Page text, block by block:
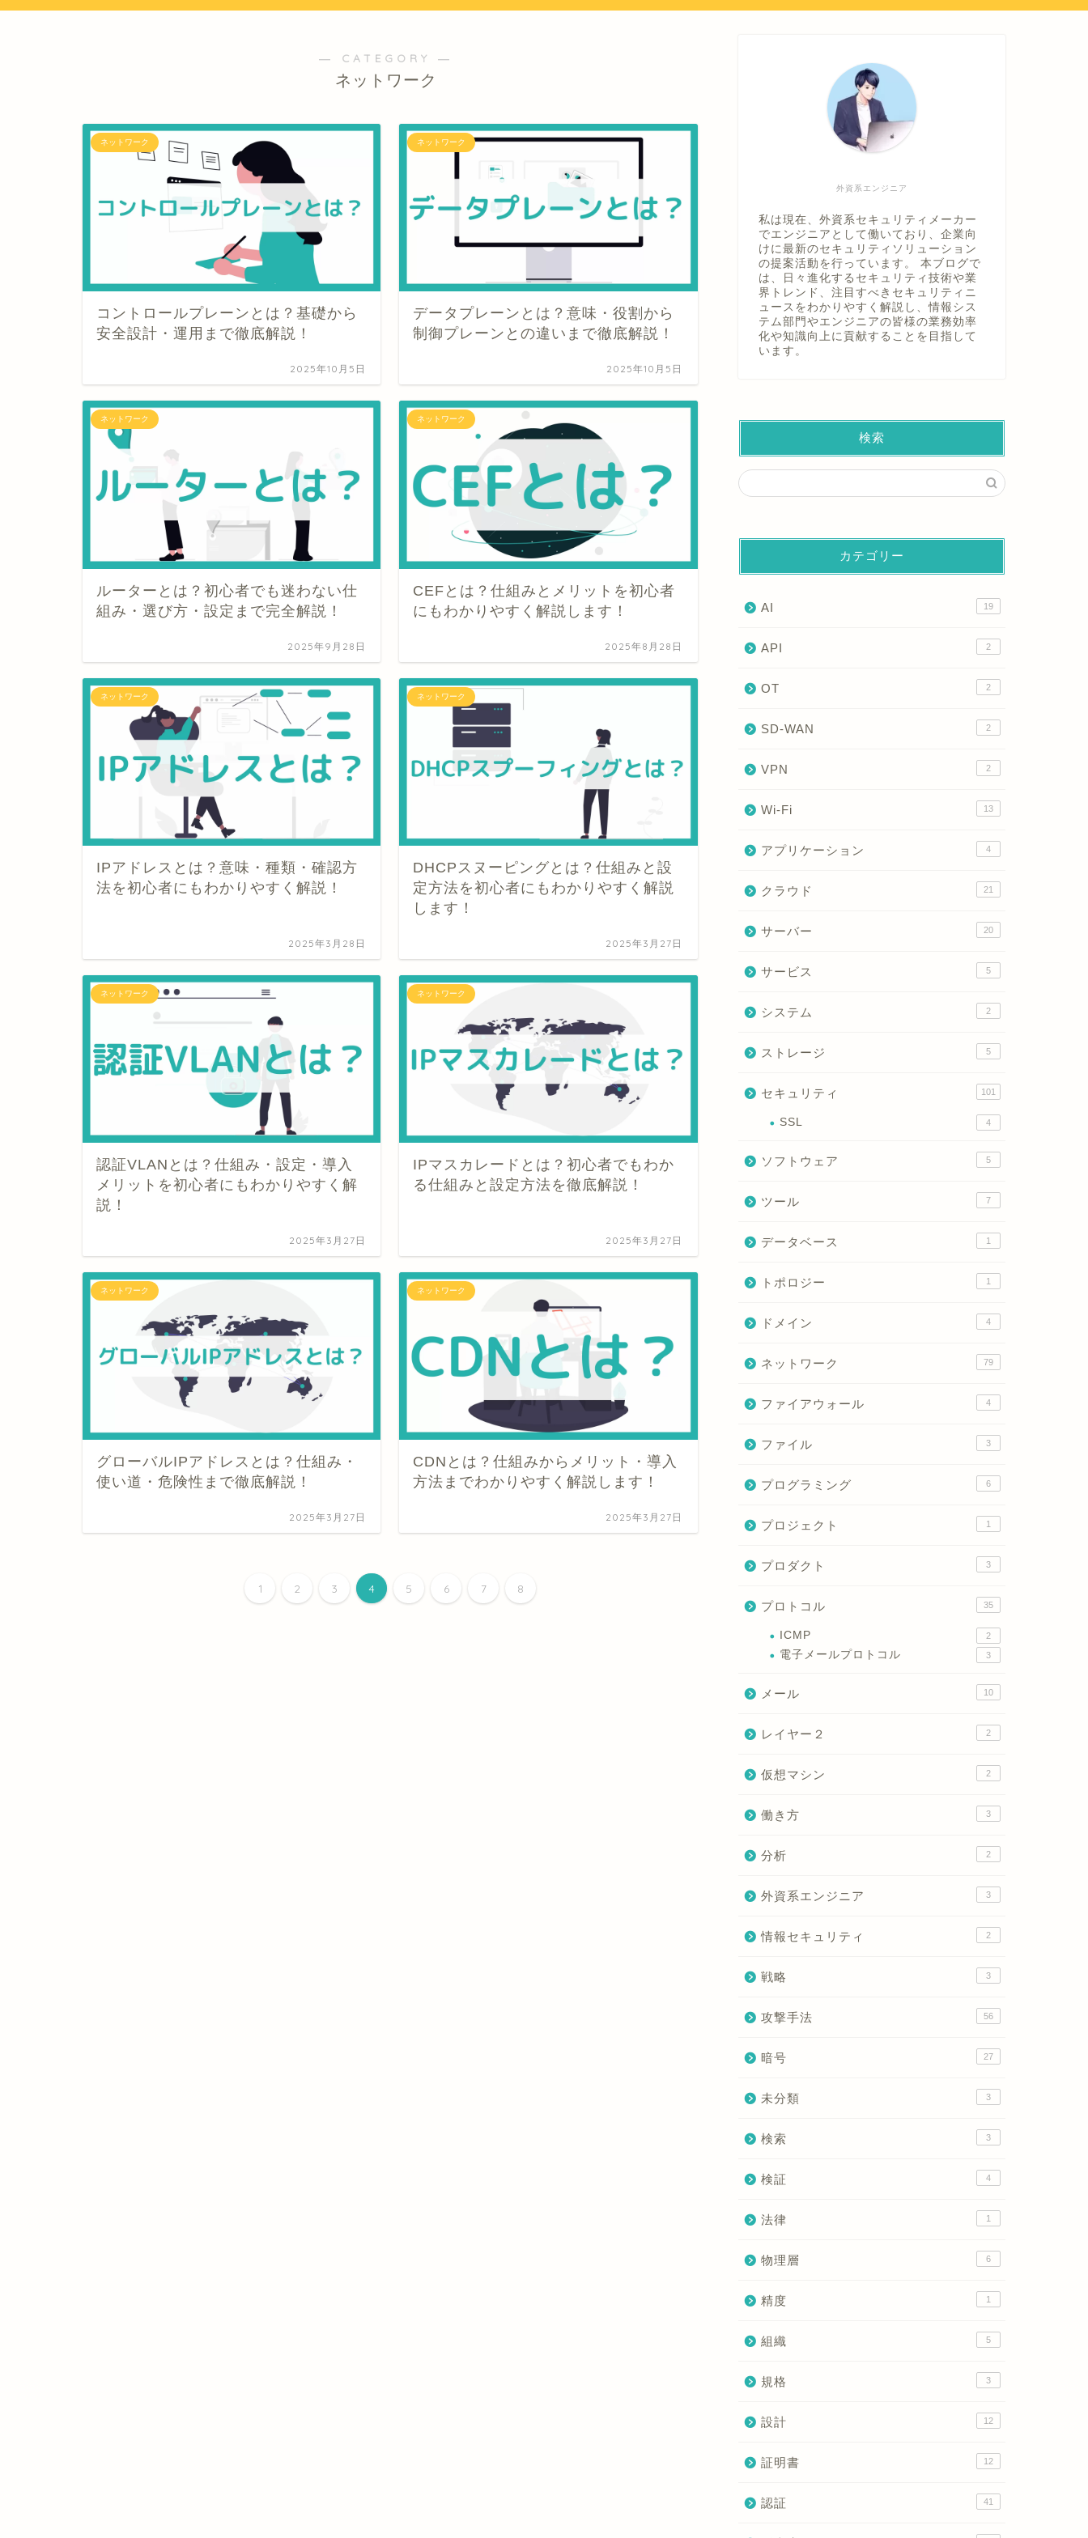
― CATEGORY ―
ネットワーク
ネットワーク
コントロールプレーンとは？基礎から
安全設計・運用まで徹底解説！
2025年10月5日
ネットワーク
データプレーンとは？意味・役割から
制御プレーンとの違いまで徹底解説！
2025年10月5日
ネットワーク
ルーターとは？初心者でも迷わない仕
組み・選び方・設定まで完全解説！
2025年9月28日
ネットワーク
CEFとは？仕組みとメリットを初心者
にもわかりやすく解説します！
2025年8月28日
ネットワーク
IPアドレスとは？意味・種類・確認方
法を初心者にもわかりやすく解説！
2025年3月28日
ネットワーク
DHCPスヌーピングとは？仕組みと設
定方法を初心者にもわかりやすく解説
します！
2025年3月27日
ネットワーク
認証VLANとは？仕組み・設定・導入
メリットを初心者にもわかりやすく解
説！
2025年3月27日
ネットワーク
IPマスカレードとは？初心者でもわか
る仕組みと設定方法を徹底解説！
2025年3月27日
ネットワーク
グローバルIPアドレスとは？仕組み・
使い道・危険性まで徹底解説！
2025年3月27日
ネットワーク
CDNとは？仕組みからメリット・導入
方法までわかりやすく解説します！
2025年3月27日
1 2 3 4 5 6 7 8
外資系エンジニア
私は現在、外資系セキュリティメーカー
でエンジニアとして働いており、企業向
けに最新のセキュリティソリューション
の提案活動を行っています。 本ブログで
は、日々進化するセキュリティ技術や業
界トレンド、注目すべきセキュリティニ
ュースをわかりやすく解説し、情報シス
テム部門やエンジニアの皆様の業務効率
化や知識向上に貢献することを目指して
います。
検索
カテゴリー
AI 19
API 2
OT 2
SD-WAN 2
VPN 2
Wi-Fi 13
アプリケーション 4
クラウド 21
サーバー 20
サービス 5
システム 2
ストレージ 5
セキュリティ 101
SSL 4
ソフトウェア 5
ツール 7
データベース 1
トポロジー 1
ドメイン 4
ネットワーク 79
ファイアウォール 4
ファイル 3
プログラミング 6
プロジェクト 1
プロダクト 3
プロトコル 35
ICMP 2
電子メールプロトコル 3
メール 10
レイヤー２ 2
仮想マシン 2
働き方 3
分析 2
外資系エンジニア 3
情報セキュリティ 2
戦略 3
攻撃手法 56
暗号 27
未分類 3
検索 3
検証 4
法律 1
物理層 6
精度 1
組織 5
規格 3
設計 12
証明書 12
認証 41